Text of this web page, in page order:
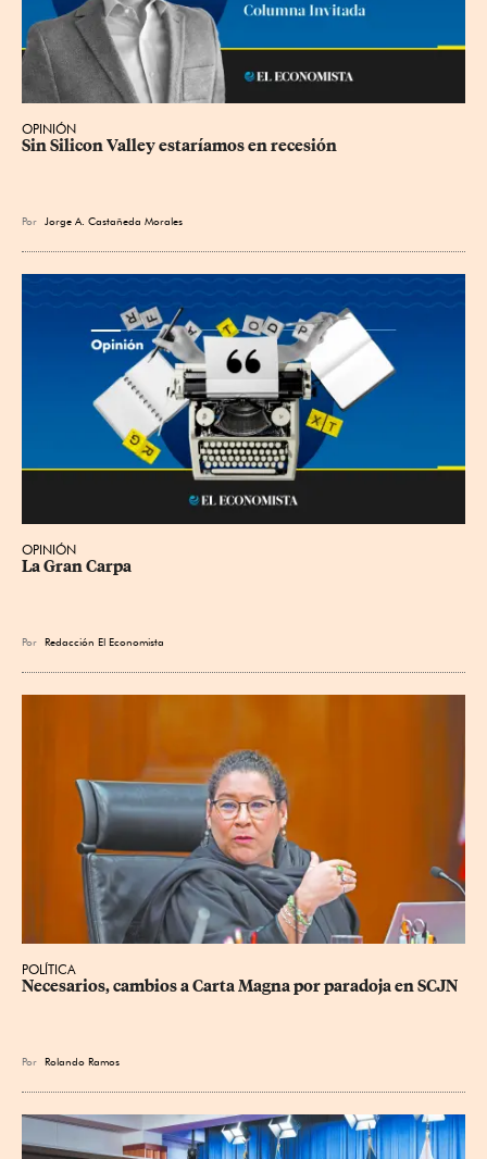
OPINIÓN
Sin Silicon Valley estaríamos en recesión
Por Jorge A. Castañeda Morales
OPINIÓN
La Gran Carpa
Por Redacción El Economista
POLÍTICA
Necesarios, cambios a Carta Magna por paradoja en SCJN
Por Rolando Ramos